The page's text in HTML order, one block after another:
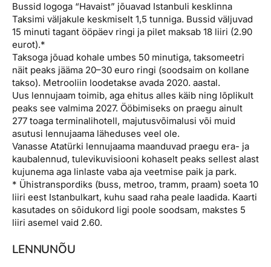
Bussid logoga “Havaist” jõuavad Istanbuli kesklinna
Taksimi väljakule keskmiselt 1,5 tunniga. Bussid väljuvad
15 minuti tagant ööpäev ringi ja pilet maksab 18 liiri (2.90
eurot).*
Taksoga jõuad kohale umbes 50 minutiga, taksomeetri
näit peaks jääma 20–30 euro ringi (soodsaim on kollane
takso). Metrooliin loodetakse avada 2020. aastal.
Uus lennujaam toimib, aga ehitus alles käib ning lõplikult
peaks see valmima 2027. Ööbimiseks on praegu ainult
277 toaga terminalihotell, majutusvõimalusi või muid
asutusi lennujaama läheduses veel ole.
Vanasse Atatürki lennujaama maanduvad praegu era- ja
kaubalennud, tulevikuvisiooni kohaselt peaks sellest alast
kujunema aga linlaste vaba aja veetmise paik ja park.
* Ühistranspordiks (buss, metroo, tramm, praam) soeta 10
liiri eest Istanbulkart, kuhu saad raha peale laadida. Kaarti
kasutades on sõidukord ligi poole soodsam, makstes 5
liiri asemel vaid 2.60.
LENNUNÕU